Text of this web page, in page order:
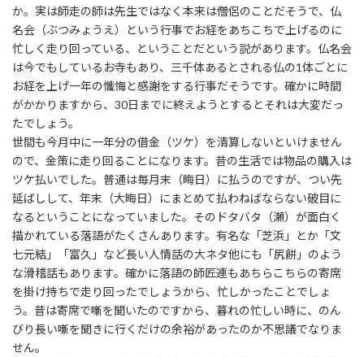
か。実は師走の師は先生ではなく本来は僧侶のことだそうで、仏
名会（ぶつみょうえ）という行事でお経をあちこちで上げるのに
忙しく走り回っている、ということだという説があります。仏名会
は今でもしているお寺もあり、三千体あるとされる仏の1体ごとに
お経を上げ一年の懺悔と感謝をする行事だそうです。確かに時間
がかかりますから、30日までに終えようとするとそれは大変だっ
たでしょう。
世間も今月中に一年分の借金（ツケ）を清算しないといけません
ので、金策に走り回ることになります。昔の生活では物品の購入は
ツケ払いでした。普通は毎月末（晦日）に払うのですが、つい先
延ばしして、年末（大晦日）にまとめて払わねばならない破目に
なるということになっていました。そのドタバタ（瀬）が面白く
描かれている落語がたくさんあります。有名な「芝浜」とか「文
七元結」「富久」など長い人情話の大ネタ他にも「尻餅」のよう
な滑稽話もあります。確かに落語の師匠連もあちらこちらの寄席
を掛け持ちで走り回ったでしょうから、忙しかったことでしょ
う。昔は寄席で噺を聞いたのですから、暮れの忙しい時に、のん
びり長い噺を聞きに行くだけの余裕があったのか不思議でなりま
せん。